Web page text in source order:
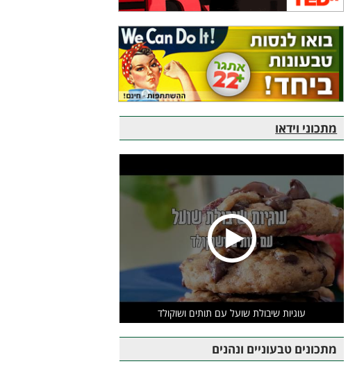
מתכוני וידאו
עוגיות שיבולת שועל עם תותים ושוקולד
מתכונים טבעוניים ונהנים